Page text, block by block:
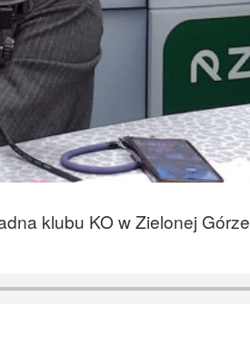
klubu KO w Zielonej Górze